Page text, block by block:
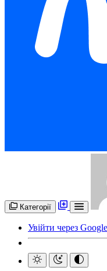
Категорії
Увійти через Google